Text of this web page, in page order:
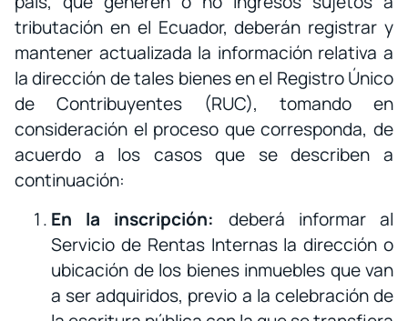
tributación en el Ecuador, deberán registrar y
mantener actualizada la información relativa a
la dirección de tales bienes en el Registro Único
de Contribuyentes (RUC), tomando en
consideración el proceso que corresponda, de
acuerdo a los casos que se describen a
continuación:
En la inscripción: deberá informar al
Servicio de Rentas Internas la dirección o
ubicación de los bienes inmuebles que van
a ser adquiridos, previo a la celebración de